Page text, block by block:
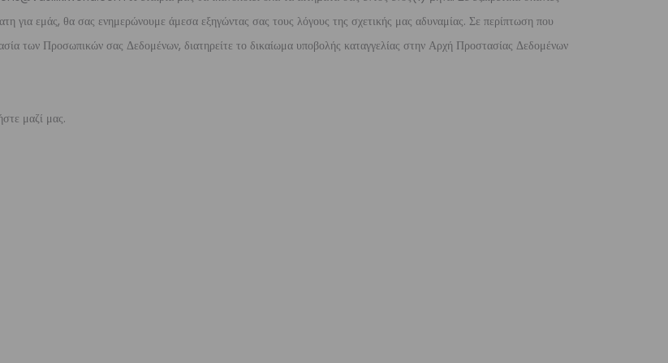
για εμάς, θα σας ενημερώνουμε άμεσα εξηγώντας σας τους λόγους της σχετικής μας αδυναμίας. Σε περίπτωση που
των Προσωπικών σας Δεδομένων, διατηρείτε το δικαίωμα υποβολής καταγγελίας στην Αρχή Προστασίας Δεδομένων
μαζί μας.